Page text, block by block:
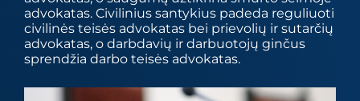
advokatas. Civilinius santykius padeda reguliuoti
civilinės teisės advokatas bei prievolių ir sutarčių
advokatas, o darbdavių ir darbuotojų ginčus
sprendžia darbo teisės advokatas.